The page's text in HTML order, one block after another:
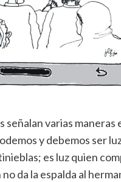
señalan varias
y debemos ser
es luz quien
da la espalda al